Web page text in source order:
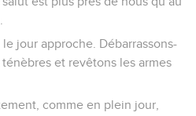
vous remplisse de toute joie et
que vous débordiez
du Saint-Esprit !
comme il l'a fait
mes frères et sœurs, je suis